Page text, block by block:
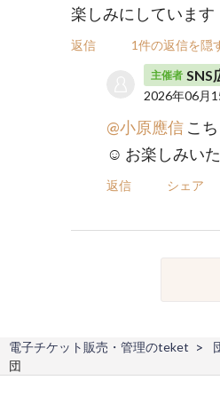
楽しみにしています
返信 1件の返信を隠
主催者 SNS
2026年06月
@小原應信 こ
☺️ お楽しみい
返信 シェア
電子チケット販売・管理のteket
団